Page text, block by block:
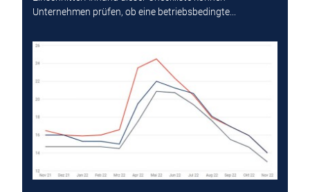
Unternehmen prüfen, ob eine betriebsbedingte...